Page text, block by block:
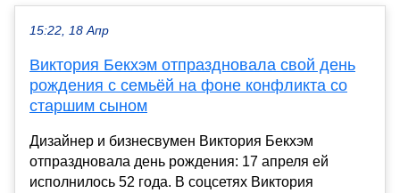
15:22, 18 Апр
Виктория Бекхэм отпраздновала свой день
рождения с семьёй на фоне конфликта со
старшим сыном
Дизайнер и бизнесвумен Виктория Бекхэм
отпраздновала день рождения: 17 апреля ей
исполнилось 52 года. В соцсетях Виктория